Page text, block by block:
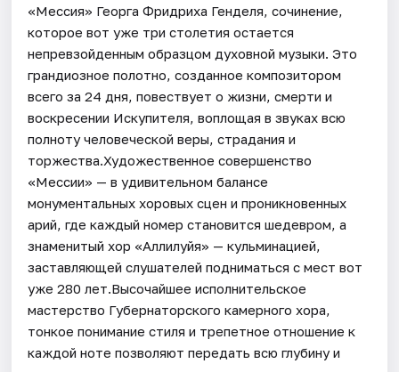
«Мессия» Георга Фридриха Генделя, сочинение,
которое вот уже три столетия остается
непревзойденным образцом духовной музыки. Это
грандиозное полотно, созданное композитором
всего за 24 дня, повествует о жизни, смерти и
воскресении Искупителя, воплощая в звуках всю
полноту человеческой веры, страдания и
торжества.Художественное совершенство
«Мессии» — в удивительном балансе
монументальных хоровых сцен и проникновенных
арий, где каждый номер становится шедевром, а
знаменитый хор «Аллилуйя» — кульминацией,
заставляющей слушателей подниматься с мест вот
уже 280 лет.Высочайшее исполнительское
мастерство Губернаторского камерного хора,
тонкое понимание стиля и трепетное отношение к
каждой ноте позволяют передать всю глубину и